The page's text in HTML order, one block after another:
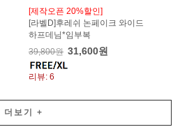
[제작오픈 20%할인]
[라벨D]후레쉬 논페이크 와이드
하프데님*임부복
39,800원 31,600원
리뷰: 6
더보기 +